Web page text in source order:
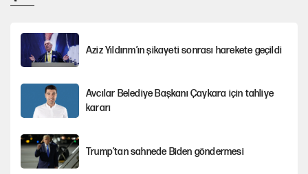
Aziz Yıldırım’ın şikayeti sonrası harekete geçildi
Avcılar Belediye Başkanı Çaykara için tahliye
kararı
Trump’tan sahnede Biden göndermesi